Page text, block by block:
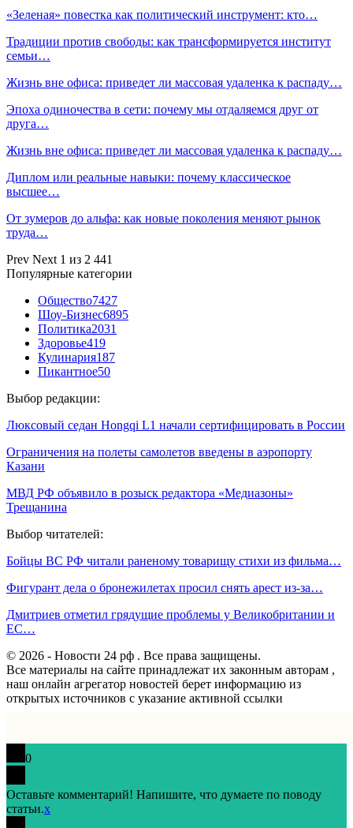
«Зеленая» повестка как политический инструмент: кто…
Традиции против свободы: как трансформируется институт
семьи…
Жизнь вне офиса: приведет ли массовая удаленка к распаду…
Эпоха одиночества в сети: почему мы отдаляемся друг от
друга…
Жизнь вне офиса: приведет ли массовая удаленка к распаду…
Диплом или реальные навыки: почему классическое
высшее…
От зумеров до альфа: как новые поколения меняют рынок
труда…
Prev Next 1 из 2 441
Популярные категории
Общество7427
Шоу-Бизнес6895
Политика2031
Здоровье419
Кулинария187
Пикантное50
Выбор редакции:
Люксовый седан Hongqi L1 начали сертифицировать в России
Ограничения на полеты самолетов введены в аэропорту
Казани
МВД РФ объявило в розыск редактора «Медиазоны»
Трещанина
Выбор читателей:
Бойцы ВС РФ читали раненому товарищу стихи из фильма…
Фигурант дела о бронежилетах просил снять арест из-за…
Дмитриев отметил грядущие проблемы у Великобритании и
ЕС…
© 2026 - Новости 24 рф . Все права защищены.
Все материалы на сайте принадлежат их законным авторам ,
наш онлайн агрегатор новостей берет информацию из
открытых источников с указание активной ссылки
0
Оставьте комментарий! Напишите, что думаете по поводу
статьи.x